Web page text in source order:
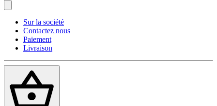
Sur la société
Contactez nous
Paiement
Livraison